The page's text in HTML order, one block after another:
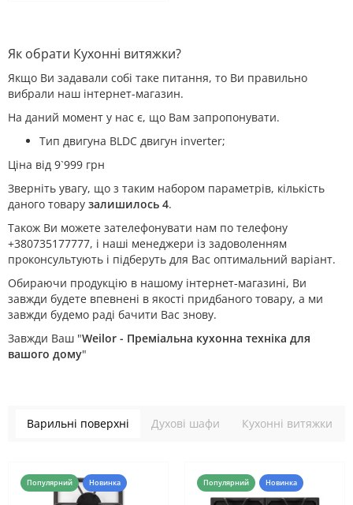
Як обрати Кухонні витяжки?
Якщо Ви задавали собі таке питання, то Ви правильно
вибрали наш інтернет-магазин.
На даний момент у нас є, що Вам запропонувати.
Тип двигуна BLDC двигун inverter;
Ціна від 9`999 грн
Зверніть увагу, що з таким набором параметрів, кількість
даного товару залишилось 4.
Також Ви можете зателефонувати нам по телефону
+380735177777, і наші менеджери із задоволенням
проконсультують і підберуть для Вас оптимальний варіант.
Обираючи продукцію в нашому інтернет-магазині, Ви
завжди будете впевнені в якості придбаного товару, а ми
завжди будемо раді бачити Вас знову.
Завжди Ваш "Weilor - Преміальна кухонна техніка для
вашого дому"
Варильні поверхні Духові шафи Кухонні витяжки
Популярний Новинка Популярний Новинка